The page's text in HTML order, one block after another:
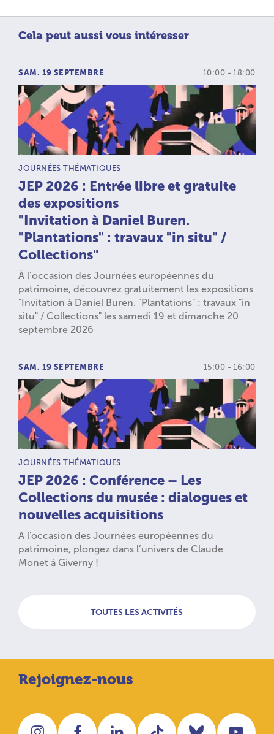
Cela peut aussi vous intéresser
SAM. 19 SEPTEMBRE 10:00 - 18:00
TYPE D’ACTIVITÉ :
JOURNÉES THÉMATIQUES
JEP 2026 : Entrée libre et gratuite
des expositions
"Invitation à Daniel Buren.
"Plantations" : travaux "in situ" /
Collections"
À l’occasion des Journées européennes du
patrimoine, découvrez gratuitement les expositions
"Invitation à Daniel Buren. "Plantations" : travaux "in
situ" / Collections" les samedi 19 et dimanche 20
septembre 2026
SAM. 19 SEPTEMBRE 15:00 - 16:00
TYPE D’ACTIVITÉ :
JOURNÉES THÉMATIQUES
JEP 2026 : Conférence – Les
Collections du musée : dialogues et
nouvelles acquisitions
A l'occasion des Journées européennes du
patrimoine, plongez dans l’univers de Claude
Monet à Giverny !
TOUTES LES ACTIVITÉS
Rejoignez-nous